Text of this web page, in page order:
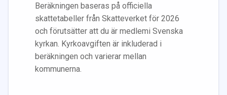
Beräkningen baseras på officiella
skattetabeller från Skatteverket för 2026
och förutsätter att du är medlemi Svenska
kyrkan. Kyrkoavgiften är inkluderad i
beräkningen och varierar mellan
kommunerna.